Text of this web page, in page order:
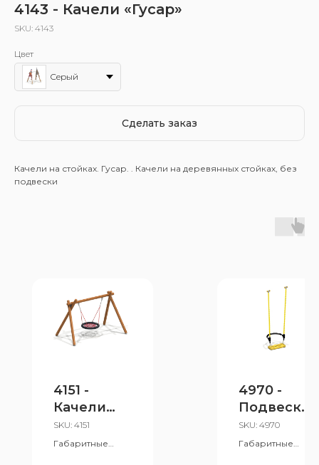
4143 - Качели «Гусар»
SKU: 4143
Цвет
Серый
Сделать заказ
Качели на стойках. Гусар. . Качели на деревянных стойках, без
подвески
4151 -
Качели
«Гнездо»
SKU: 4151
Габаритные
4970 -
Подвеска
качелей с
ограничит
SKU: 4970
Габаритные